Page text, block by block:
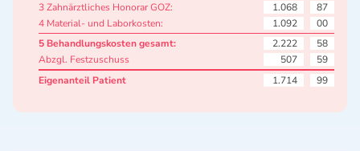
3 Zahnärztliches Honorar GOZ:
1.068
87
4 Material- und Laborkosten:
1.092
00
5 Behandlungskosten gesamt:
2.222
58
Abzgl. Festzuschuss
507
59
Eigenanteil Patient
1.714 99